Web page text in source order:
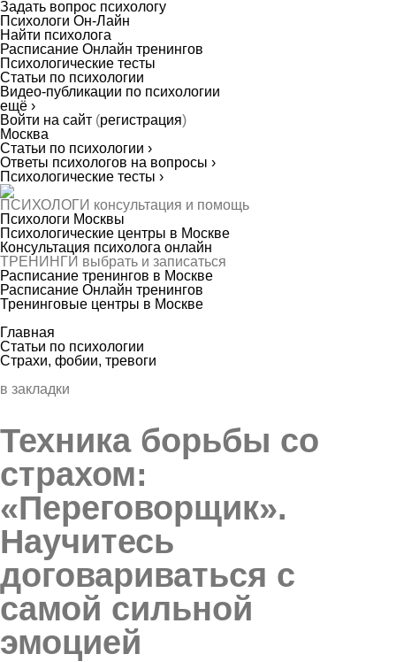
Задать вопрос психологу
Психологи Он-Лайн
Найти психолога
Расписание Онлайн тренингов
Психологические тесты
Статьи по психологии
Видео-публикации по психологии
ещё ›
Войти на сайт (регистрация)
Москва
Статьи по психологии ›
Ответы психологов на вопросы ›
Психологические тесты ›
ПСИХОЛОГИ консультация и помощь
Психологи Москвы
Психологические центры в Москве
Консультация психолога онлайн
ТРЕНИНГИ выбрать и записаться
Расписание тренингов в Москве
Расписание Онлайн тренингов
Тренинговые центры в Москве
Главная
Статьи по психологии
Страхи, фобии, тревоги
в закладки
Техника борьбы со
страхом:
«Переговорщик».
Научитесь
договариваться с
самой сильной
эмоцией